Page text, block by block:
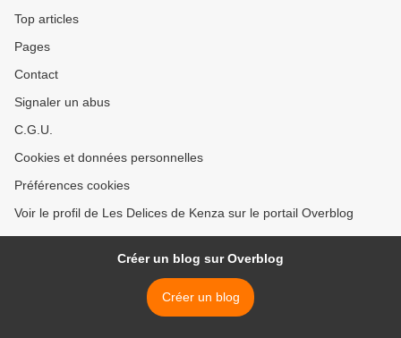
Top articles
Pages
Contact
Signaler un abus
C.G.U.
Cookies et données personnelles
Préférences cookies
Voir le profil de Les Delices de Kenza sur le portail Overblog
Créer un blog sur Overblog
Créer un blog